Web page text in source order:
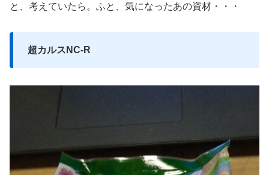
と、考えていたら。ふと、気になったあの資材・・・
超カルスNC-R